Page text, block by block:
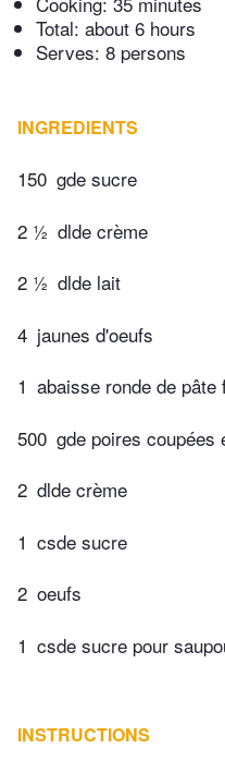
Total: about 6 hours
Serves: 8 persons
INGREDIENTS
150 gde sucre
2 ½ dlde crème
2 ½ dlde lait
4 jaunes d'oeufs
1 abaisse ronde de pâte
500 gde poires coupées
2 dlde crème
1 csde sucre
2 oeufs
1 csde sucre pour
INSTRUCTIONS